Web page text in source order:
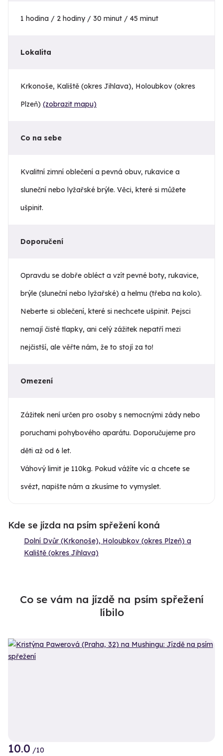
1 hodina / 2 hodiny / 30 minut / 45 minut
Lokalita
Krkonoše, Kaliště (okres Jihlava), Holoubkov (okres
Plzeň) (zobrazit mapu)
Co na sebe
Kvalitní zimní oblečení a pevná obuv, rukavice a
sluneční nebo lyžařské brýle. Věci, které si můžete
ušpinit.
Doporučení
Opravdu se dobře obléct a vzít pevné boty, rukavice,
brýle (sluneční nebo lyžařské) a helmu (třeba na kolo).
Neberte si oblečení, které si nechcete ušpinit. Pejsci
nemají čisté tlapky, ani celý zážitek nepatří mezi
nejčistší, ale věřte nám, že to stojí za to!
Omezení
Zážitek není určen pro osoby s nemocnými zády nebo
poruchami pohybového aparátu. Doporučujeme pro
děti až od 6 let.
Váhový limit je 110kg. Pokud vážíte víc a chcete se
svézt, napište nám a zkusíme to vymyslet.
Kde se jízda na psím spřežení koná
Dolní Dvůr (Krkonoše), Holoubkov (okres Plzeň) a
Kaliště (okres Jihlava)
Co se vám na jízdě na psím spřežení
líbilo
+5
10.0 /10